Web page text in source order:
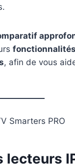
, afin de vous
lecteurs